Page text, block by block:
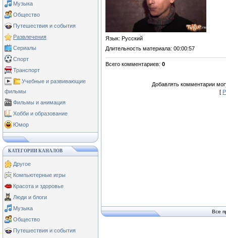
Музыка
Общество
Путешествия и события
Развлечения
Сериалы
Спорт
Транспорт
Учебные и развивающие
фильмы
Фильмы и анимация
Хобби и образование
Юмор
КАТЕГОРИИ КАНАЛОВ
Другое
Компьютерные игры
Красота и здоровье
Люди и блоги
Музыка
Общество
Путешествия и события
Язык: Русский
Длительность материала: 00:00:57
Всего комментариев: 0
Добавлять комментарии
[
Все